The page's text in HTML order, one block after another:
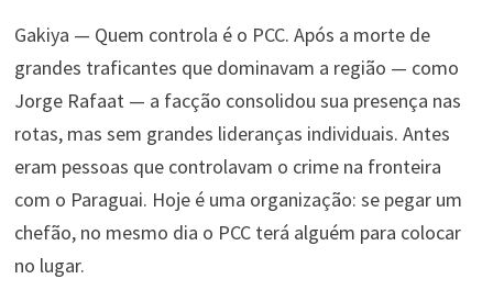
Gakiya — Quem controla é o PCC. Após a morte de
grandes traficantes que dominavam a região — como
Jorge Rafaat — a facção consolidou sua presença nas
rotas, mas sem grandes lideranças individuais. Antes
eram pessoas que controlavam o crime na fronteira
com o Paraguai. Hoje é uma organização: se pegar um
chefão, no mesmo dia o PCC terá alguém para colocar
no lugar.